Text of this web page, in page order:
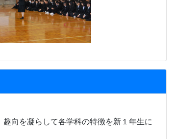
趣向を凝らして各学科の特徴を新 １年生に